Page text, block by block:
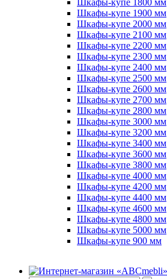
Шкафы-купе 1800 мм
Шкафы-купе 1900 мм
Шкафы-купе 2000 мм
Шкафы-купе 2100 мм
Шкафы-купе 2200 мм
Шкафы-купе 2300 мм
Шкафы-купе 2400 мм
Шкафы-купе 2500 мм
Шкафы-купе 2600 мм
Шкафы-купе 2700 мм
Шкафы-купе 2800 мм
Шкафы-купе 3000 мм
Шкафы-купе 3200 мм
Шкафы-купе 3400 мм
Шкафы-купе 3600 мм
Шкафы-купе 3800 мм
Шкафы-купе 4000 мм
Шкафы-купе 4200 мм
Шкафы-купе 4400 мм
Шкафы-купе 4600 мм
Шкафы-купе 4800 мм
Шкафы-купе 5000 мм
Шкафы-купе 900 мм